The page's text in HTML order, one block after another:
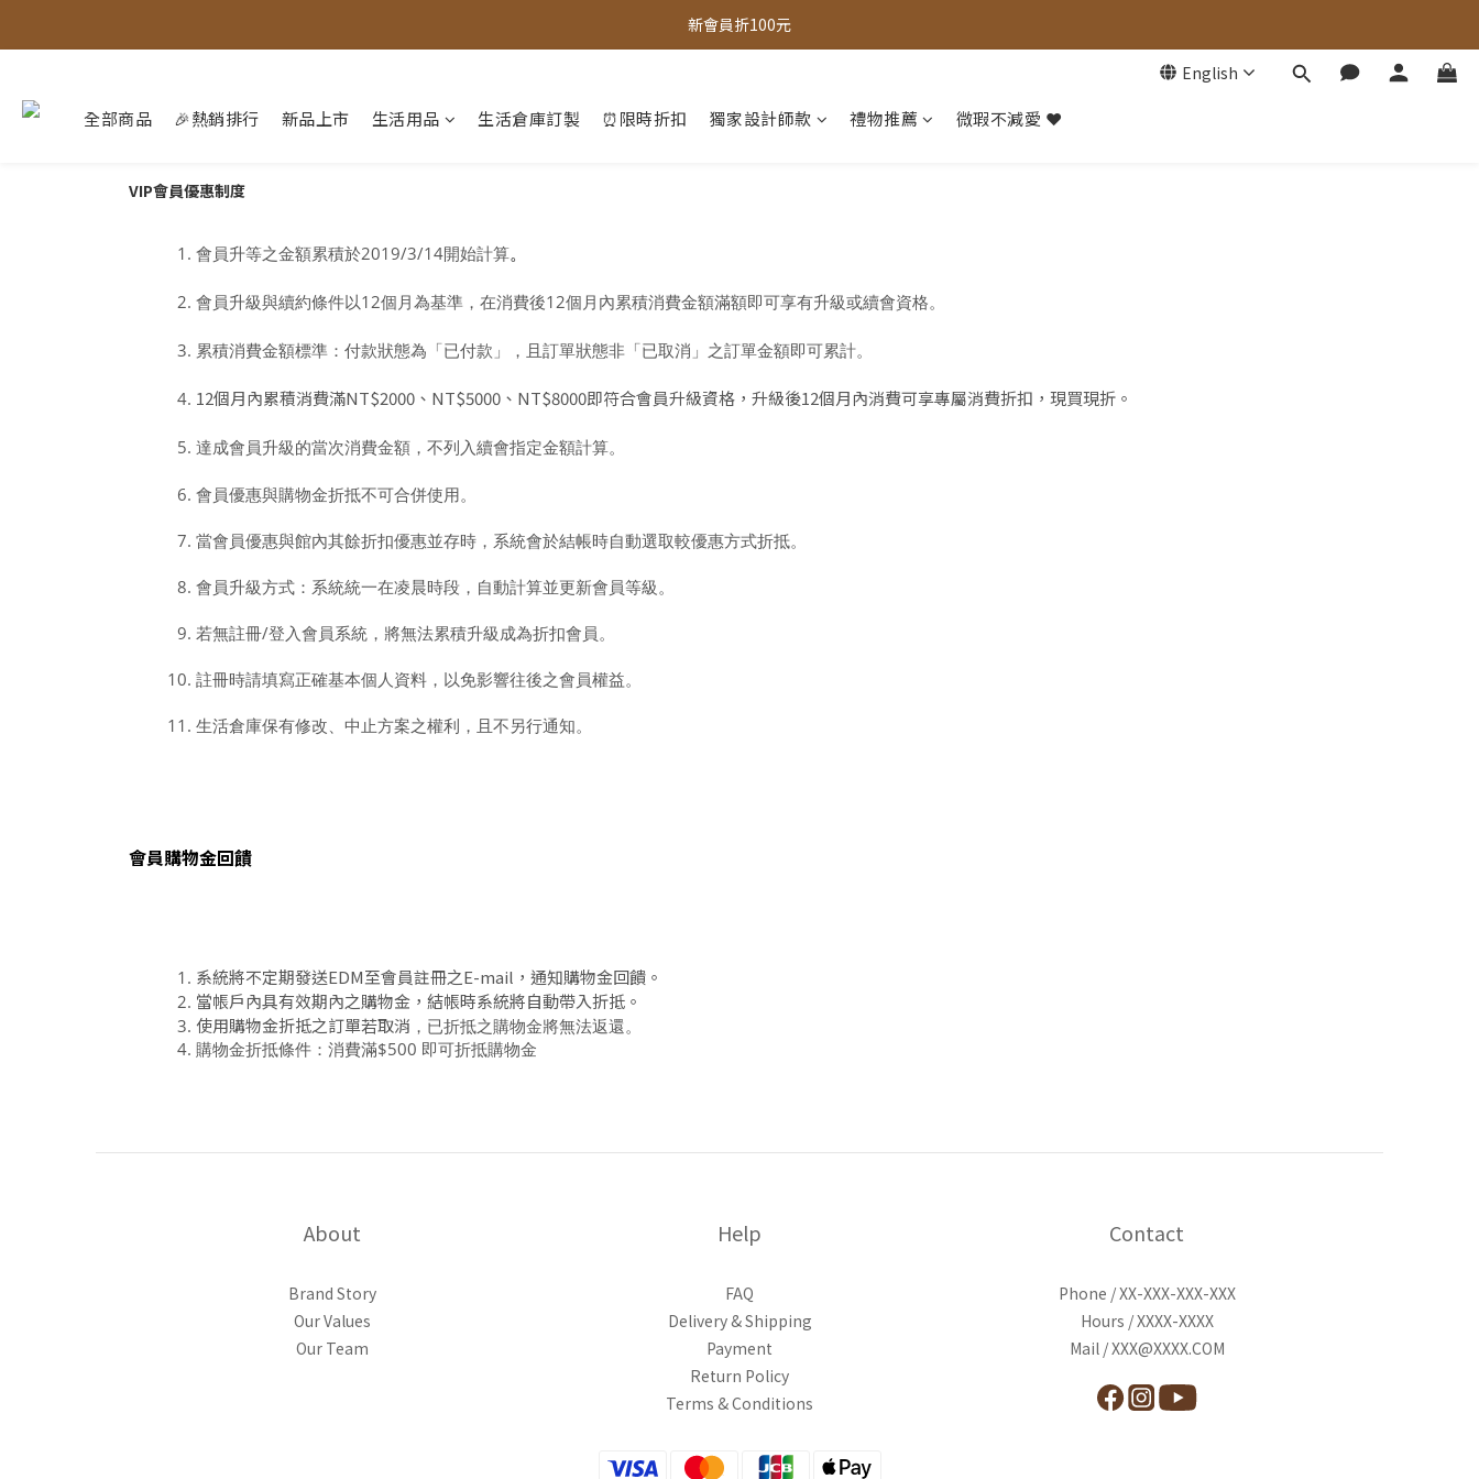
全館，滿888超取免運｜滿1500宅配免運
新會員折100元
全館，滿888超取免運｜滿1500宅配免運
English
全部商品 🎉熱銷排行 新品上市 生活用品 生活倉庫訂製 ⏰限時折扣 獨家設計師款 禮物推薦 微瑕不減愛 ❤️
VIP會員優惠制度
會員升等之金額累積於2019/3/14開始計算。
會員升級與續約條件以12個月為基準，在消費後12個月內累積消費金額滿額即可享有升級或續會資格。
累積消費金額標準：付款狀態為「已付款」，且訂單狀態非「已取消」之訂單金額即可累計。
12個月內累積消費滿NT$2000、NT$5000、NT$8000即符合會員升級資格，升級後12個月內消費可享專屬消費折扣，現買現折。
達成會員升級的當次消費金額 ，不列入續會指定金額計算。
會員優惠與購物金折抵不可合併使用。
當會員優惠與館內其餘折扣優惠並存時，系統會於結帳時自動選取較優惠方式折抵。
會員升級方式：系統統一在凌晨時段，自動計算並更新會員等級。
若無註冊/登入會員系統，將無法累積升級成為折扣會員。
註冊時請填寫正確基本個人資料，以免影響往後之會員權益。
生活倉庫保有修改、中止方案之權利 ，且不另行通知。
會員購物金回饋
系統將不定期發送EDM至會員註冊之E-mail ， 通知購物金回饋。
當帳戶內具有效期內之購物金，結帳時系統將自動帶入折抵。
使用購物金折抵之訂單若取消 ，已折抵之購物金將無法返還。
購物金折抵條件：消費滿$500 即可折抵購物金
About
Brand Story
Our Values
Our Team
Help
FAQ
Delivery & Shipping
Payment
Return Policy
Terms & Conditions
Contact
Phone / XX-XXX-XXX-XXX
Hours / XXXX-XXXX
Mail / XXX@XXXX.COM